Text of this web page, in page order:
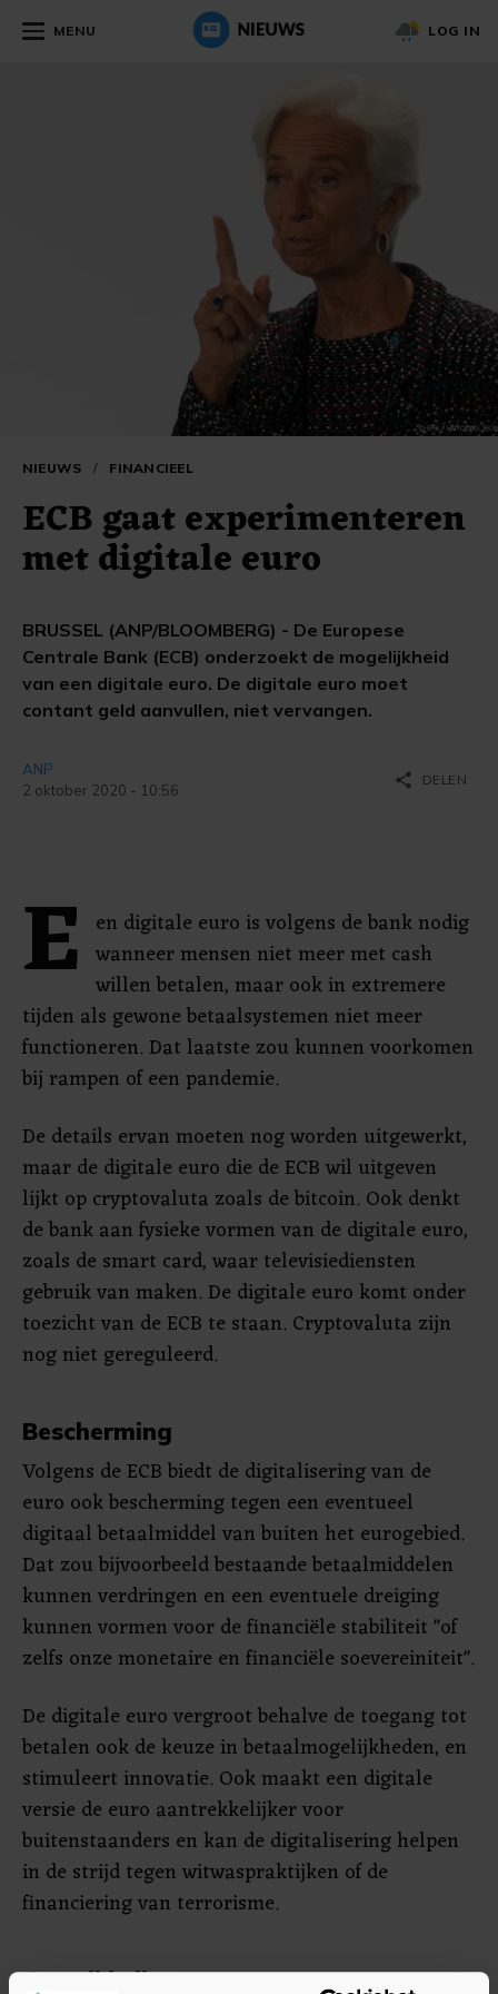
MENU LOG IN
NIEUWS / FINANCIEEL
ECB gaat experimenteren
met digitale euro
BRUSSEL (ANP/BLOOMBERG) - De Europese
Centrale Bank (ECB) onderzoekt de mogelijkheid
van een digitale euro. De digitale euro moet
contant geld aanvullen, niet vervangen.
ANP
2 oktober 2020 - 10:56
share DELEN
E en digitale euro is volgens de bank nodig
wanneer mensen niet meer met cash
willen betalen, maar ook in extremere
tijden als gewone betaalsystemen niet meer
functioneren. Dat laatste zou kunnen voorkomen
bij rampen of een pandemie.
De details ervan moeten nog worden uitgewerkt,
maar de digitale euro die de ECB wil uitgeven
lijkt op cryptovaluta zoals de bitcoin. Ook denkt
de bank aan fysieke vormen van de digitale euro,
zoals de smart card, waar televisiediensten
gebruik van maken. De digitale euro komt onder
toezicht van de ECB te staan. Cryptovaluta zijn
nog niet gereguleerd.
Bescherming
Volgens de ECB biedt de digitalisering van de
euro ook bescherming tegen een eventueel
digitaal betaalmiddel van buiten het eurogebied.
Dat zou bijvoorbeeld bestaande betaalmiddelen
kunnen verdringen en een eventuele dreiging
kunnen vormen voor de financiële stabiliteit "of
zelfs onze monetaire en financiële soevereiniteit".
De digitale euro vergroot behalve de toegang tot
betalen ook de keuze in betaalmogelijkheden, en
stimuleert innovatie. Ook maakt een digitale
versie de euro aantrekkelijker voor
buitenstaanders en kan de digitalisering helpen
in de strijd tegen witwaspraktijken of de
financiering van terrorisme.
Ontwikkelingen